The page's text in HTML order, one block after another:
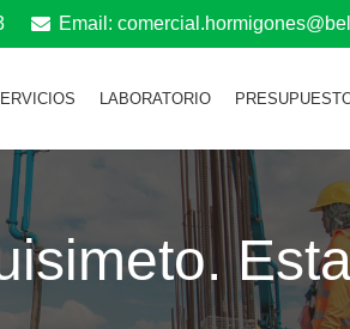
Email:
LABORATORIO